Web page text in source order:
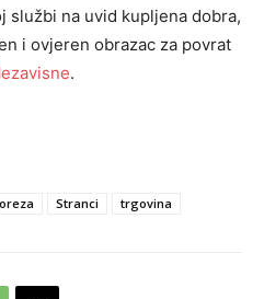
službi na uvid kupljena dobra,
i ovjeren obrazac za povrat
.
Stranci trgovina